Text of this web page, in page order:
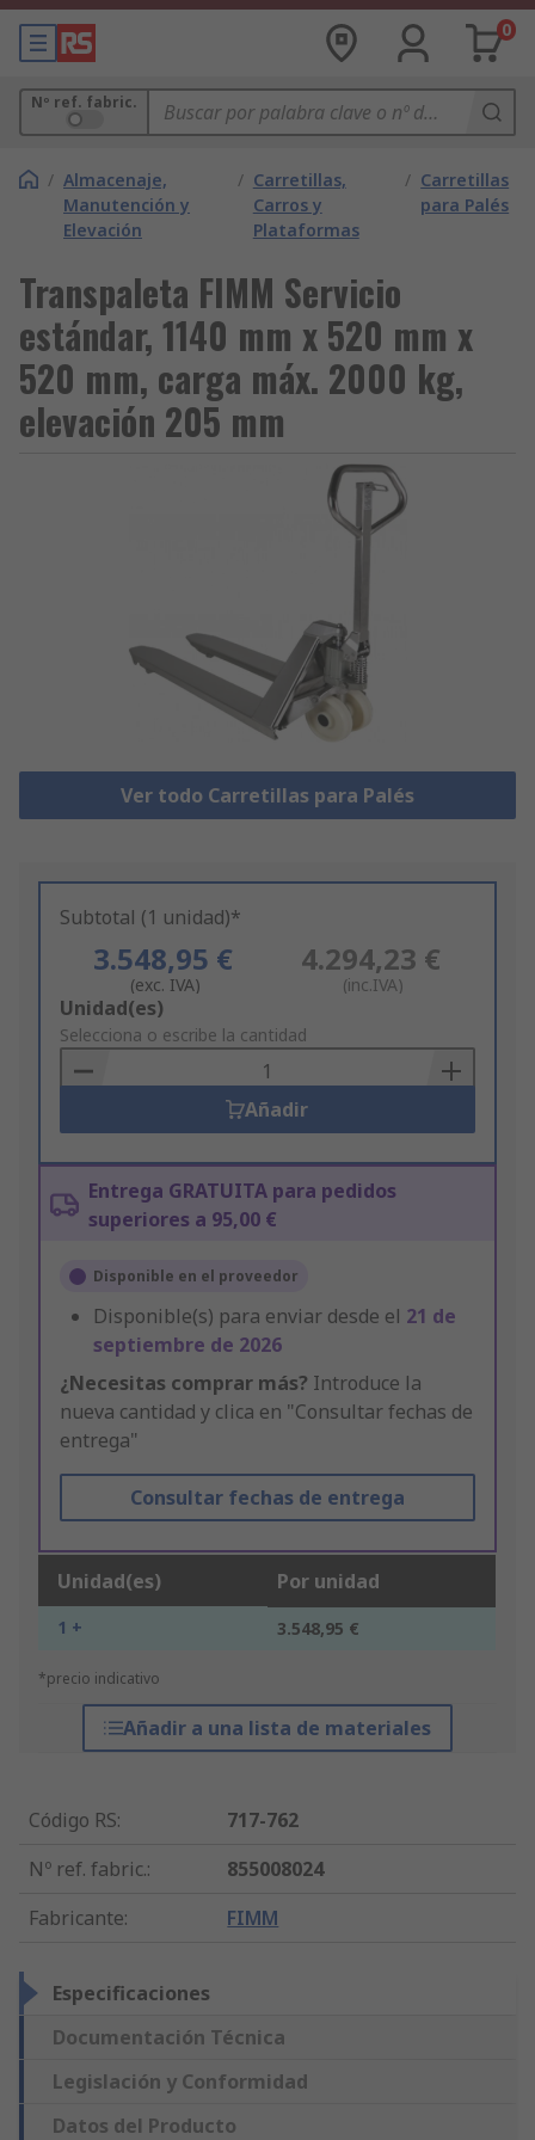
0
Nº ref. fabric.
/ Almacenaje,
Manutención y
Elevación
/ Carretillas,
Carros y
Plataformas
/ Carretillas
para Palés
Transpaleta FIMM Servicio
estándar, 1140 mm x 520 mm x
520 mm, carga máx. 2000 kg,
elevación 205 mm
Ver todo Carretillas para Palés
Subtotal (1 unidad)*
3.548,95 €
(exc. IVA)
4.294,23 €
(inc.IVA)
Add
to
Basket
Unidad(es)
Selecciona o escribe la cantidad
Añadir
Entrega GRATUITA para pedidos
superiores a 95,00 €
Disponible en el proveedor
Disponible(s) para enviar desde el 21 de
septiembre de 2026
¿Necesitas comprar más? Introduce la
nueva cantidad y clica en "Consultar fechas de
entrega"
Consultar fechas de entrega
Unidad(es) Por unidad
1 + 3.548,95 €
*precio indicativo
Añadir a una lista de materiales
Código RS:
717-762
Nº ref. fabric.:
855008024
Fabricante: FIMM
Especificaciones
Documentación Técnica
Legislación y Conformidad
Datos del Producto